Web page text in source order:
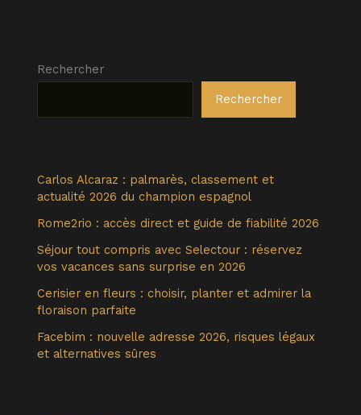
Rechercher
Rechercher
Carlos Alcaraz : palmarès, classement et
actualité 2026 du champion espagnol
Rome2rio : accès direct et guide de fiabilité 2026
Séjour tout compris avec Selectour : réservez
vos vacances sans surprise en 2026
Cerisier en fleurs : choisir, planter et admirer la
floraison parfaite
Facebim : nouvelle adresse 2026, risques légaux
et alternatives sûres